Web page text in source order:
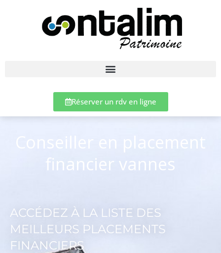
Réserver un rdv en ligne
Conseiller en placement
financier vannes
ACCÉDEZ À LA LISTE DES
MEILLEURS PLACEMENTS
FINANCIERS